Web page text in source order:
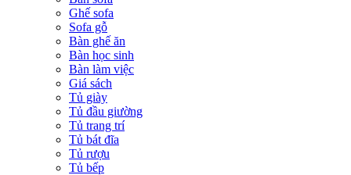
Ghế sofa
Sofa gỗ
Bàn ghế ăn
Bàn học sinh
Bàn làm việc
Giá sách
Tủ giày
Tủ đầu giường
Tủ trang trí
Tủ bát đĩa
Tủ rượu
Tủ bếp